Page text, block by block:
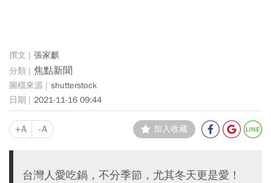
張家麒
焦點新聞
shutterstock
2021-11-16 09:44
+A -A 加入收藏
台灣人愛吃鍋，不分季節，尤其冬天更是愛！